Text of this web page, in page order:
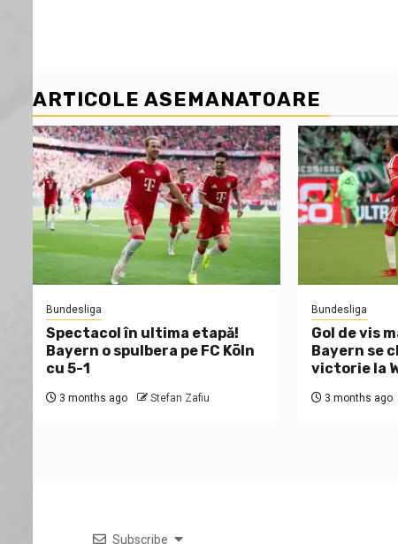
ARTICOLE ASEMANATOARE
Bundesliga
Spectacol în ultima etapă!
Bayern o spulbera pe FC Köln
cu 5-1
3 months ago Stefan Zafiu
Bundesliga
Gol de vis
Bayern se
victorie la
3 months ago
Subscribe